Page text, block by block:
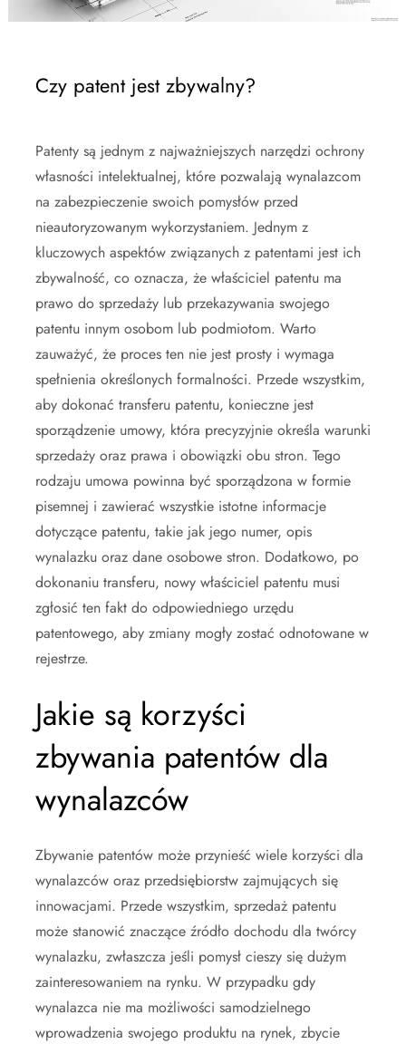
Czy patent jest zbywalny?
Patenty są jednym z najważniejszych narzędzi ochrony
własności intelektualnej, które pozwalają wynalazcom
na zabezpieczenie swoich pomysłów przed
nieautoryzowanym wykorzystaniem. Jednym z
kluczowych aspektów związanych z patentami jest ich
zbywalność, co oznacza, że właściciel patentu ma
prawo do sprzedaży lub przekazywania swojego
patentu innym osobom lub podmiotom. Warto
zauważyć, że proces ten nie jest prosty i wymaga
spełnienia określonych formalności. Przede wszystkim,
aby dokonać transferu patentu, konieczne jest
sporządzenie umowy, która precyzyjnie określa warunki
sprzedaży oraz prawa i obowiązki obu stron. Tego
rodzaju umowa powinna być sporządzona w formie
pisemnej i zawierać wszystkie istotne informacje
dotyczące patentu, takie jak jego numer, opis
wynalazku oraz dane osobowe stron. Dodatkowo, po
dokonaniu transferu, nowy właściciel patentu musi
zgłosić ten fakt do odpowiedniego urzędu
patentowego, aby zmiany mogły zostać odnotowane w
rejestrze.
Jakie są korzyści
zbywania patentów dla
wynalazców
Zbywanie patentów może przynieść wiele korzyści dla
wynalazców oraz przedsiębiorstw zajmujących się
innowacjami. Przede wszystkim, sprzedaż patentu
może stanowić znaczące źródło dochodu dla twórcy
wynalazku, zwłaszcza jeśli pomysł cieszy się dużym
zainteresowaniem na rynku. W przypadku gdy
wynalazca nie ma możliwości samodzielnego
wprowadzenia swojego produktu na rynek, zbycie